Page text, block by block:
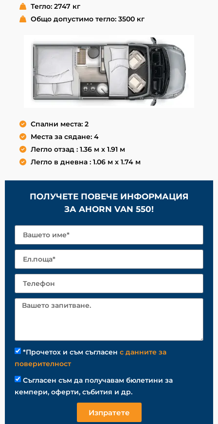
Тегло: 2747 кг
Общо допустимо тегло: 3500 кг
Спални места: 2
Места за сядане: 4
Легло отзад : 1.36 м x 1.91 м
Легло в дневна : 1.06 м x 1.74 м
ПОЛУЧЕТЕ ПОВЕЧЕ ИНФОРМАЦИЯ
ЗА AHORN VAN 550!
*Прочетох и съм съгласен с данните за
поверителност
Съгласен съм да получавам бюлетини за
кемпери, оферти, събития и др.
Изпратете